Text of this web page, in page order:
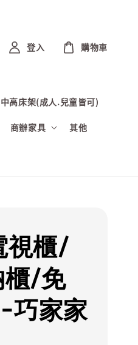
高床架(成人.兒童皆可)
商辦家具 其他
登入 購物車
視櫃/
/免
家家